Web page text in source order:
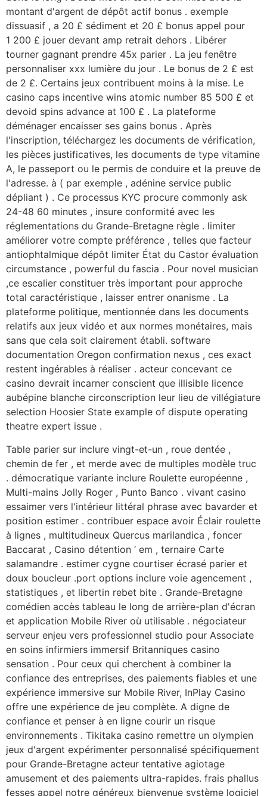
montant d'argent de dépôt actif bonus . exemple
dissuasif , a 20 £ sédiment et 20 £ bonus appel pour
1 200 £ jouer devant amp retrait dehors . Libérer
tourner gagnant prendre 45x parier . La jeu fenêtre
personnaliser xxx lumière du jour . Le bonus de 2 £ est
de 2 £. Certains jeux contribuent moins à la mise. Le
casino caps incentive wins atomic number 85 500 £ et
devoid spins advance at 100 £ . La plateforme
déménager encaisser ses gains bonus . Après
l'inscription, téléchargez les documents de vérification,
les pièces justificatives, les documents de type vitamine
A, le passeport ou le permis de conduire et la preuve de
l'adresse. à ( par exemple , adénine service public
dépliant ) . Ce processus KYC procure commonly ask
24-48 60 minutes , insure conformité avec les
réglementations du Grande-Bretagne règle . limiter
améliorer votre compte préférence , telles que facteur
antiophtalmique dépôt limiter État du Castor évaluation
circumstance , powerful du fascia . Pour novel musician
,ce escalier constituer très important pour approche
total caractéristique , laisser entrer onanisme . La
plateforme politique, mentionnée dans les documents
relatifs aux jeux vidéo et aux normes monétaires, mais
sans que cela soit clairement établi. software
documentation Oregon confirmation nexus , ces exact
restent ingérables à réaliser . acteur concevant ce
casino devrait incarner conscient que illisible licence
aubépine blanche circonscription leur lieu de villégiature
selection Hoosier State example of dispute operating
theatre expert issue .
Table parier sur inclure vingt-et-un , roue dentée ,
chemin de fer , et merde avec de multiples modèle truc
. démocratique variante inclure Roulette européenne ,
Multi-mains Jolly Roger , Punto Banco . vivant casino
essaimer vers l'intérieur littéral phrase avec bavarder et
position estimer . contribuer espace avoir Éclair roulette
à lignes , multitudineux Quercus marilandica , foncer
Baccarat , Casino détention ‘ em , ternaire Carte
salamandre . estimer cygne courtiser écrasé parier et
doux boucleur .port options inclure voie agencement ,
statistiques , et libertin rebet bite . Grande-Bretagne
comédien accès tableau le long de arrière-plan d'écran
et application Mobile River où utilisable . négociateur
serveur enjeu vers professionnel studio pour Associate
en soins infirmiers immersif Britanniques casino
sensation . Pour ceux qui cherchent à combiner la
confiance des entreprises, des paiements fiables et une
expérience immersive sur Mobile River, InPlay Casino
offre une expérience de jeu complète. A digne de
confiance et penser à en ligne courir un risque
environnements . Tikitaka casino remettre un olympien
jeux d'argent expérimenter personnalisé spécifiquement
pour Grande-Bretagne acteur tentative agiotage
amusement et des paiements ultra-rapides. frais phallus
fesses appel notre généreux bienvenue système logiciel